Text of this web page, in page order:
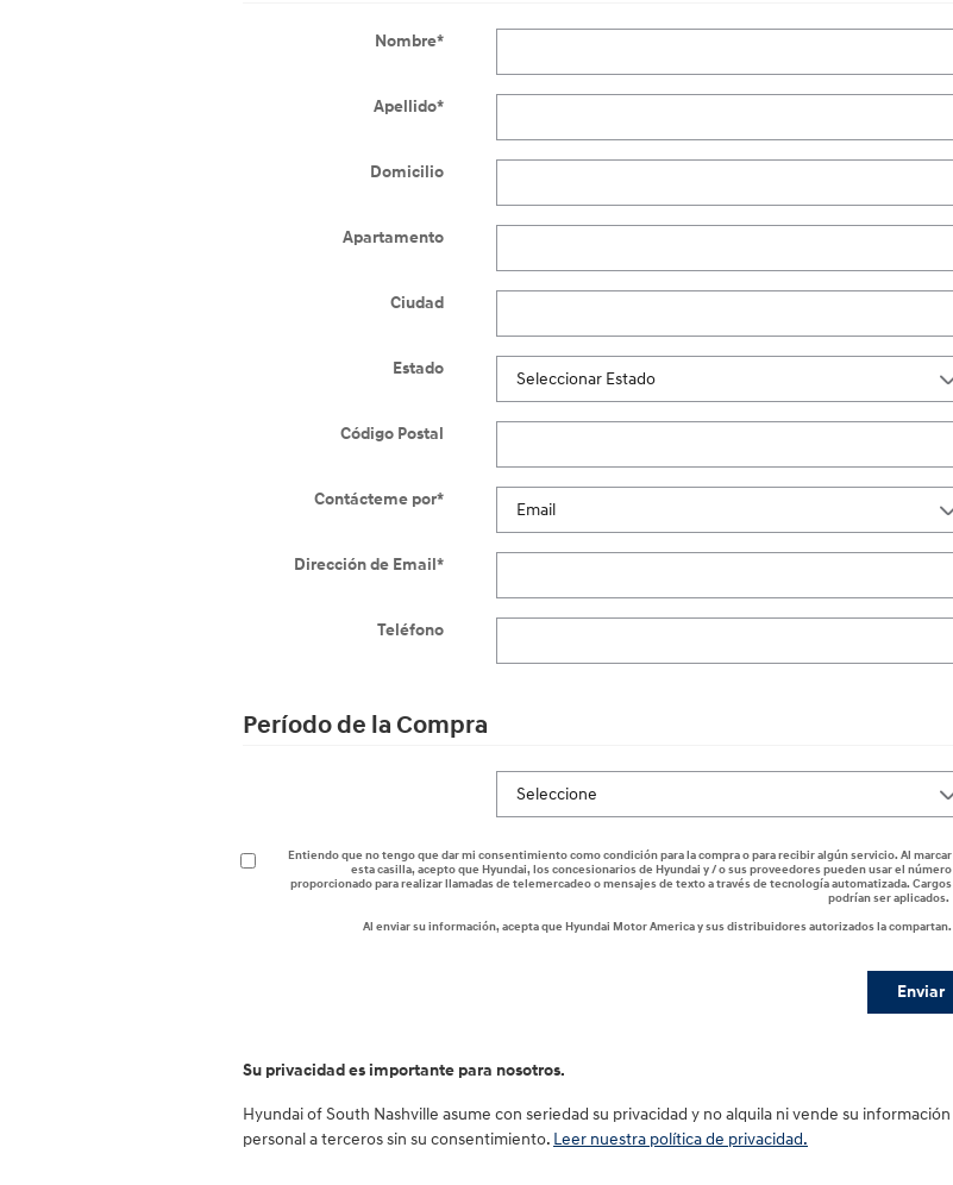
Nombre*
Apellido*
Domicilio
Apartamento
Ciudad
Estado
Código Postal
Contácteme por*
Dirección de Email*
Teléfono
Período de la Compra
Entiendo que no tengo que dar mi consentimiento como condición para la compra o para recibir algún servicio. Al marcar
esta casilla, acepto que Hyundai, los concesionarios de Hyundai y / o sus proveedores pueden usar el número
proporcionado para realizar llamadas de telemercadeo o mensajes de texto a través de tecnología automatizada. Cargos
podrían ser aplicados.
Al enviar su información, acepta que Hyundai Motor America y sus distribuidores autorizados la compartan.
Enviar
Su privacidad es importante para nosotros.
Hyundai of South Nashville asume con seriedad su privacidad y no alquila ni vende su información
personal a terceros sin su consentimiento. Leer nuestra política de privacidad.